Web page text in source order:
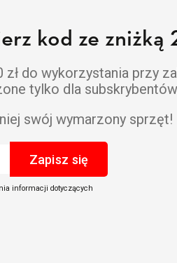
kod ze zniżką
do wykorzystania przy
tylko dla
swój wymarzony sprzęt!
informacji dotyczących